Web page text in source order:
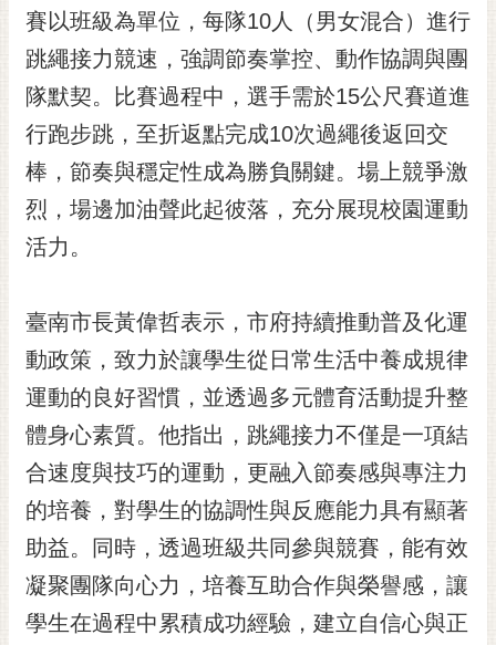
祭
網
站
導
覽
訂
閱
RSS
閱
電
子
報
市
民
信
箱
English
日
本
賽以班級為單位，每隊10人（男女混合）進行
跳繩接力競速，強調節奏掌控、動作協調與團
隊默契。比賽過程中，選手需於15公尺賽道進
行跑步跳，至折返點完成10次過繩後返回交
棒，節奏與穩定性成為勝負關鍵。場上競爭激
烈，場邊加油聲此起彼落，充分展現校園運動
活力。
臺南市長黃偉哲表示，市府持續推動普及化運
動政策，致力於讓學生從日常生活中養成規律
運動的良好習慣，並透過多元體育活動提升整
體身心素質。他指出，跳繩接力不僅是一項結
合速度與技巧的運動，更融入節奏感與專注力
的培養，對學生的協調性與反應能力具有顯著
助益。同時，透過班級共同參與競賽，能有效
凝聚團隊向心力，培養互助合作與榮譽感，讓
學生在過程中累積成功經驗，建立自信心與正